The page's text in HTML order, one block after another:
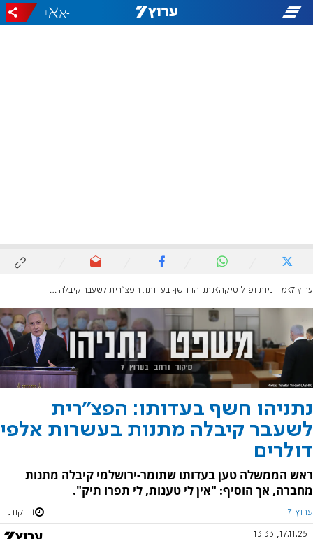
-
+
ערוץ 7 מדיניות ופוליטיקה נתניהו חשף בעדותו: הפצ"רית לשעבר קיבלה מתנות בעשרות אלפי דולרים
נתניהו חשף בעדותו: הפצ"רית
לשעבר קיבלה מתנות בעשרות אלפי
דולרים
ראש הממשלה טען בעדותו שתומר-ירושלמי קיבלה מתנות
מחברה, אך הוסיף: "אין לי טענות, לי תפרו תיק".
ערוץ 7 1 דקות
17.11.25, 13:33